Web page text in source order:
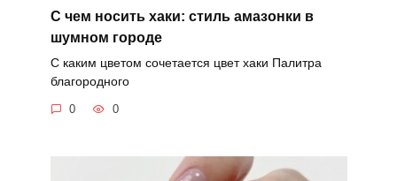
С чем носить хаки: стиль амазонки в
шумном городе
С каким цветом сочетается цвет хаки Палитра
благородного
0 0